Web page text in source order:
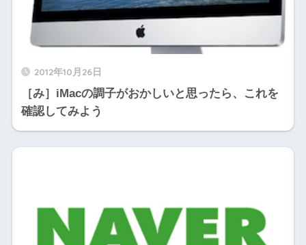
2012年10月26日
［み］iMacの調子がおかしいと思ったら、これを
確認してみよう